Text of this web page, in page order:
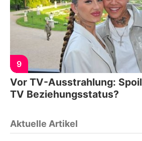
9
Vor TV-Ausstrahlung:
TV Beziehungsstatus?
Aktuelle Artikel